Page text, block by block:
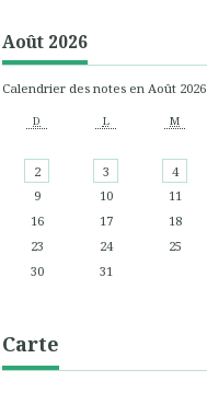
Août 2026
Calendrier des notes en Août 2026
D L M
2
3 4
9
10 11
16
17 18
23
24 25
30
31
Carte